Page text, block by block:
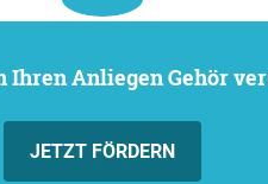
Anliegen Gehör
JETZT FÖRDERN